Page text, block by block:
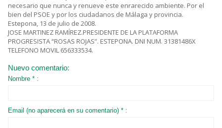
necesario que nunca y renueve este enrarecido ambiente. Por el
bien del PSOE y por los ciudadanos de Málaga y provincia.
Estepona, 13 de julio de 2008.
JOSE MARTINEZ RAMÍREZ.PRESIDENTE DE LA PLATAFORMA
PROGRESISTA “ROSAS ROJAS”. ESTEPONA. DNI NUM. 31381486X
TELEFONO MOVIL 656333534.
Nuevo comentario:
Nombre * :
Email (no aparecerá en su comentario) * :